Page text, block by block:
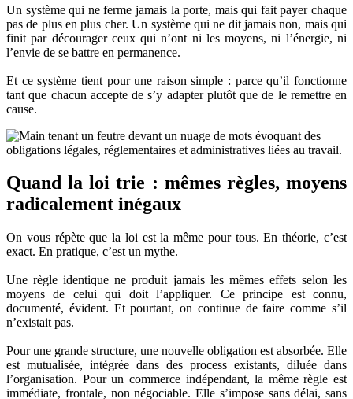
Un système qui ne ferme jamais la porte, mais qui fait payer chaque
pas de plus en plus cher. Un système qui ne dit jamais non, mais qui
finit par décourager ceux qui n’ont ni les moyens, ni l’énergie, ni
l’envie de se battre en permanence.
Et ce système tient pour une raison simple : parce qu’il fonctionne
tant que chacun accepte de s’y adapter plutôt que de le remettre en
cause.
Quand la loi trie : mêmes règles, moyens
radicalement inégaux
On vous répète que la loi est la même pour tous. En théorie, c’est
exact. En pratique, c’est un mythe.
Une règle identique ne produit jamais les mêmes effets selon les
moyens de celui qui doit l’appliquer. Ce principe est connu,
documenté, évident. Et pourtant, on continue de faire comme s’il
n’existait pas.
Pour une grande structure, une nouvelle obligation est absorbée. Elle
est mutualisée, intégrée dans des process existants, diluée dans
l’organisation. Pour un commerce indépendant, la même règle est
immédiate, frontale, non négociable. Elle s’impose sans délai, sans